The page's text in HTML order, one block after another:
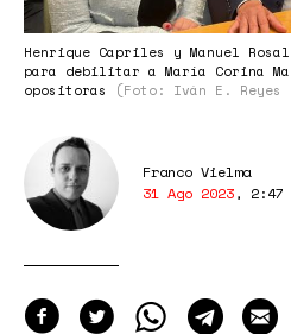
Henrique Capriles y Manuel
para debilitar a María Corina
opositoras
(Foto: Iván E. Reyes
Franco Vielma
31 Ago 2023, 2:47